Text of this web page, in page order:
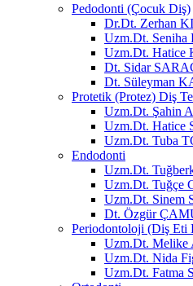
Pedodonti (Çocuk Diş)
Dr.Dt. Zerhan
Uzm.Dt.
Uzm.Dt. Hatice
Dt. Sidar
Dt. Süleyman
Protetik (Protez) Diş
Uzm.Dt. Şahin
Uzm.Dt. Hatice
Uzm.Dt. Tuba
Endodonti
Uzm.Dt.
Uzm.Dt. Tuğçe
Uzm.Dt. Sinem
Dt. Özgür
Periodontoloji (Diş Eti
Uzm.Dt.
Uzm.Dt. Nida
Uzm.Dt. Fatma